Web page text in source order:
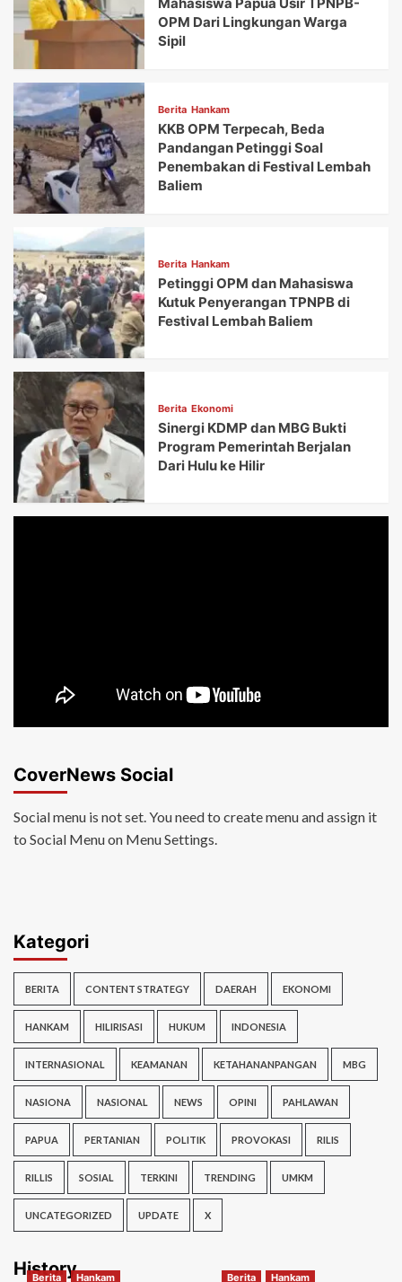
OPM Dari Lingkungan Warga
Sipil
Berita Hankam
KKB OPM Terpecah, Beda
Pandangan Petinggi Soal
Penembakan di Festival Lembah
Baliem
Berita Hankam
Petinggi OPM dan Mahasiswa
Kutuk Penyerangan TPNPB di
Festival Lembah Baliem
Berita Ekonomi
Sinergi KDMP dan MBG Bukti
Program Pemerintah Berjalan
Dari Hulu ke Hilir
CoverNews Social
Social menu is not set. You need to create menu and assign it
to Social Menu on Menu Settings.
Kategori
BERITA CONTENT STRATEGY DAERAH EKONOMI
HANKAM HILIRISASI HUKUM INDONESIA
INTERNASIONAL KEAMANAN KETAHANANPANGAN MBG
NASIONA NASIONAL NEWS OPINI PAHLAWAN
PAPUA PERTANIAN POLITIK PROVOKASI RILIS
RILLIS SOSIAL TERKINI TRENDING UMKM
UNCATEGORIZED UPDATE X
History
Berita Hankam Berita Hankam